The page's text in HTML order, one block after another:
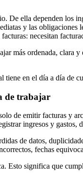
De ella dependen
y las
necesitan
más ordenada, clara
en el día a día de
de trabajar
de emitir facturas y
ingresos y
de datos,
fechas
significa que